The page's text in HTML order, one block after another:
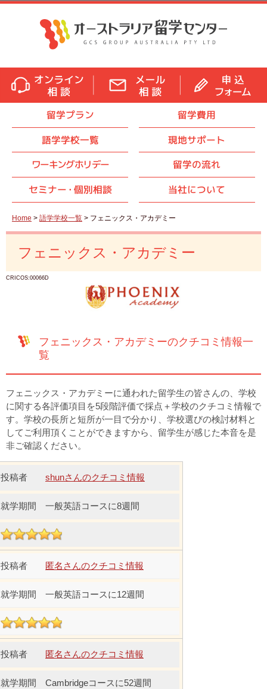
留学プラン
留学費用
語学学校一覧
現地サポート
ワーキングホリデー
留学の流れ
セミナー・ 個別相談 当社について
Home > 語学学校一覧 > フェニックス・アカデミー
フェニックス・アカデミー
CRICOS:00066D
フェニックス・アカデミーのクチコミ情報一
覧
フェニックス・アカデミーに通われた留学生の皆さんの、学校
に関する各評価項目を5段階評価で採点＋学校のクチコミ情報で
す。学校の長所と短所が一目で分かり、学校選びの検討材料と
してご利用頂くことができますから、留学生が感じた本音を是
非ご確認ください。
shunさんのクチコミ情報
一般英語コースに8週間
匿名さんのクチコミ情報
一般英語コースに12週間
匿名さんのクチコミ情報
Cambridgeコースに52週間